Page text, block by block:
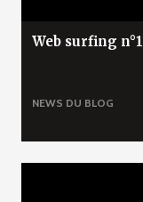
Web surfing n°1
NEWS DU BLOG